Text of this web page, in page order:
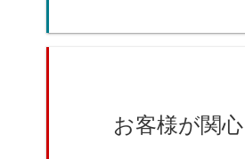
お客様が関